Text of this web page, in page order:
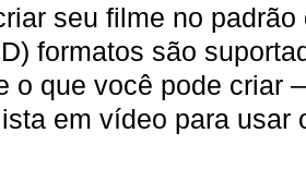
seu filme no
formatos são
o que você pode criar
em vídeo para usar